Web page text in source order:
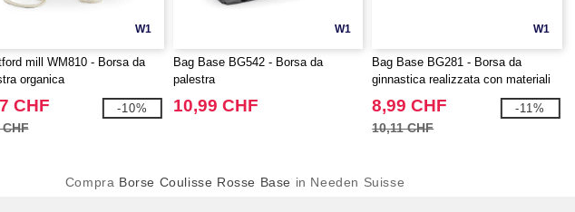
W1
mill WM810 - Borsa da
organica
CHF -10%
W1
Bag Base BG542 - Borsa da
palestra
10,99 CHF
W1
Bag Base BG281 - Borsa da
ginnastica realizzata con materiali
riciclati
8,99 CHF
10,11 CHF
-11%
Compra Borse Coulisse Rosse Base in Needen Suisse